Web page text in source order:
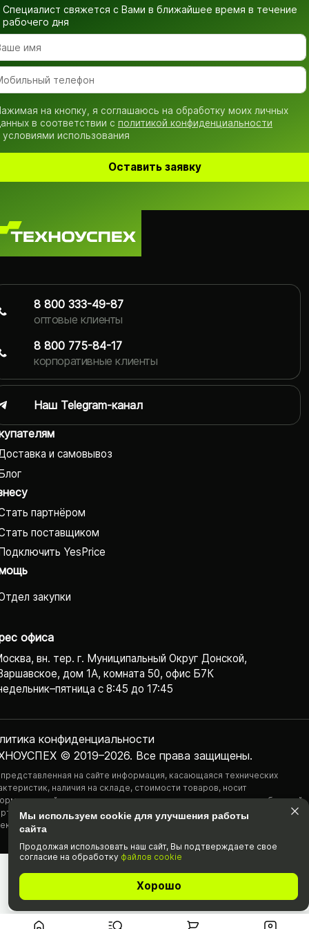
Специалист свяжется с Вами в ближайшее время в течение
рабочего дня
на кнопку, я соглашаюсь на обработку моих личных
в соответствии с политикой конфиденциальности
условиями использования
Оставить заявку
и самовывоз
партнёром
поставщиком
YesPrice
закупки
офиса
вн. тер. г. Муниципальный Округ Донской,
дом 1А, комната 50, офис Б7К
с 8:45 до 17:45
© 2019–2026. Все права защищены.
конфиденциаль­ности
на сайте информация, касающаяся технических
наличия на складе, стоимости товаров, носит
характер и ни при каких условиях не является публичной
определяемой положениями Статьи 437(2) Гражданского
РФ.
8 800 333-49-87
оптовые клиенты
8 800 775-84-17
корпоративные клиенты
Наш Telegram-канал
Мы используем cookie для улучшения работы
сайта
Продолжая использовать наш cайт, Вы подтвержда­ете свое
согласие на обработку файлов cookie
Хорошо